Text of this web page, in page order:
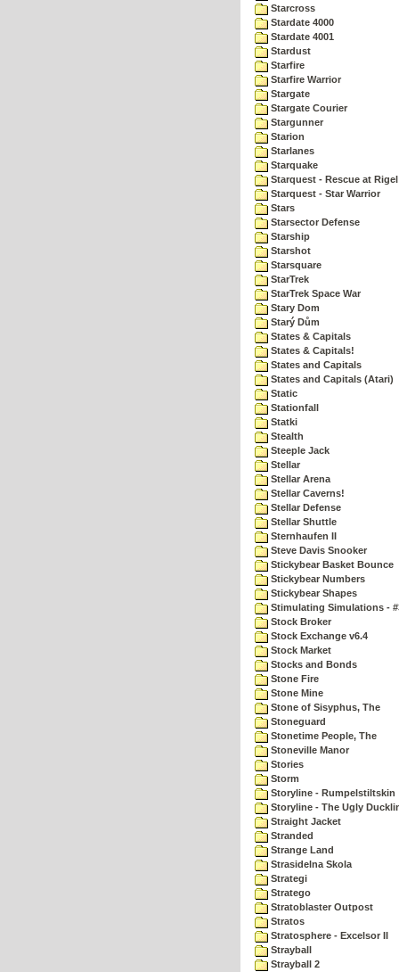
Starcross
Stardate 4000
Stardate 4001
Stardust
Starfire
Starfire Warrior
Stargate
Stargate Courier
Stargunner
Starion
Starlanes
Starquake
Starquest - Rescue at Rigel
Starquest - Star Warrior
Stars
Starsector Defense
Starship
Starshot
Starsquare
StarTrek
StarTrek Space War
Stary Dom
Starý Dům
States & Capitals
States & Capitals!
States and Capitals
States and Capitals (Atari)
Static
Stationfall
Statki
Stealth
Steeple Jack
Stellar
Stellar Arena
Stellar Caverns!
Stellar Defense
Stellar Shuttle
Sternhaufen II
Steve Davis Snooker
Stickybear Basket Bounce
Stickybear Numbers
Stickybear Shapes
Stimulating Simulations -
Stock Broker
Stock Exchange v6.4
Stock Market
Stocks and Bonds
Stone Fire
Stone Mine
Stone of Sisyphus, The
Stoneguard
Stonetime People, The
Stoneville Manor
Stories
Storm
Storyline - Rumpelstiltskin
Storyline - The Ugly
Straight Jacket
Stranded
Strange Land
Strasidelna Skola
Strategi
Stratego
Stratoblaster Outpost
Stratos
Stratosphere - Excelsor II
Strayball
Strayball 2